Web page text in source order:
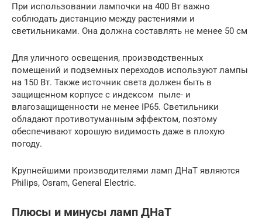
При использовании лампочки на 400 Вт важно
соблюдать дистанцию между растениями и
светильниками. Она должна составлять не менее 50 см
Для уличного освещения, производственных
помещений и подземных переходов используют лампы
на 150 Вт. Также источник света должен быть в
защищенном корпусе с индексом пыле- и
влагозащищенности не менее IP65. Светильники
обладают противотуманным эффектом, поэтому
обеспечивают хорошую видимость даже в плохую
погоду.
Крупнейшими производителями ламп ДНаТ являются
Philips, Osram, General Electric.
Плюсы и минусы ламп ДНаТ